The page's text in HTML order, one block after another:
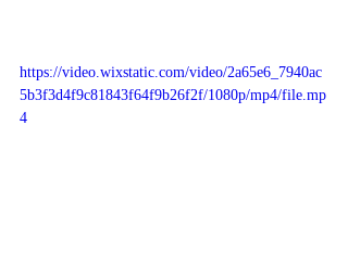
https://video.wixstatic.com/video/2a65e6_7940ac
5b3f3d4f9c81843f64f9b26f2f/1080p/mp4/file.mp
4